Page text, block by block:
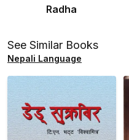
Radha
See Similar Books
Nepali Language